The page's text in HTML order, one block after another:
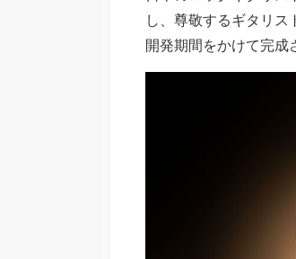
し、尊敬するギタリ
開発期間をかけて完成